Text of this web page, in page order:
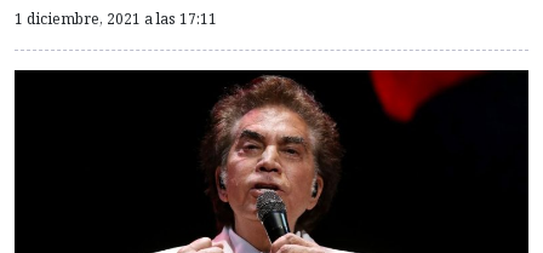
1 diciembre, 2021 a las 17:11